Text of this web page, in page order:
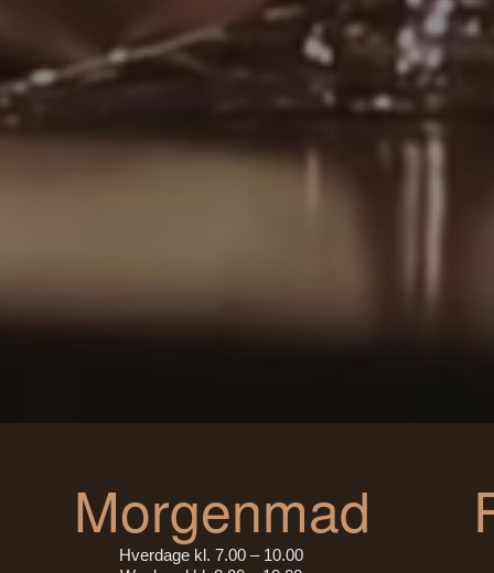
Morgenmad
Hverdage kl. 7.00 – 10.00